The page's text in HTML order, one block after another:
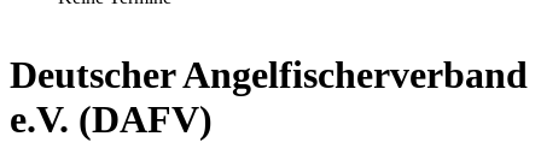
Deutscher Angelfischerverband
e.V. (DAFV)